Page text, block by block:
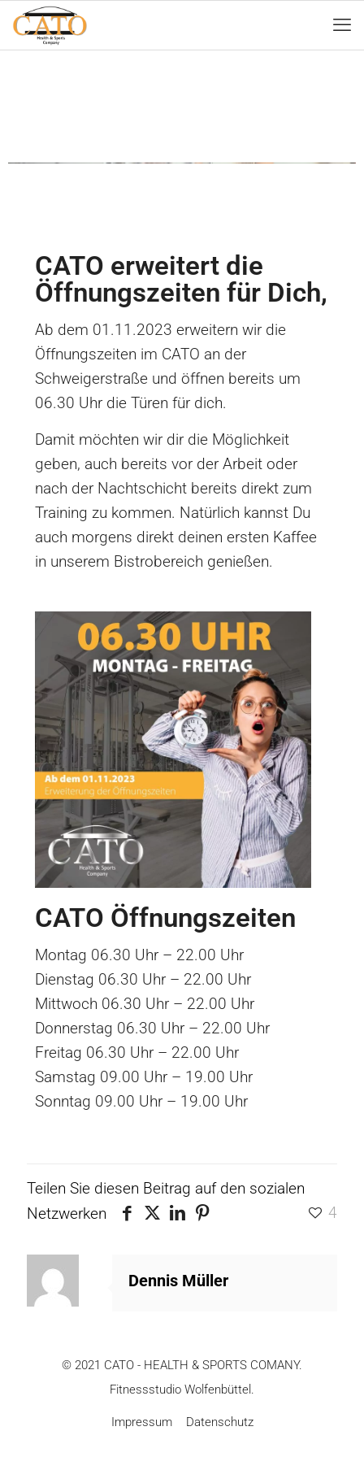
CATO erweitert die
Öffnungszeiten für Dich,
Ab dem 01.11.2023 erweitern wir die
Öffnungszeiten im CATO an der
Schweigerstraße und öffnen bereits um
06.30 Uhr die Türen für dich.
Damit möchten wir dir die Möglichkeit
geben, auch bereits vor der Arbeit oder
nach der Nachtschicht bereits direkt zum
Training zu kommen. Natürlich kannst Du
auch morgens direkt deinen ersten Kaffee
in unserem Bistrobereich genießen.
CATO Öffnungszeiten
Montag 06.30 Uhr – 22.00 Uhr
Dienstag 06.30 Uhr – 22.00 Uhr
Mittwoch 06.30 Uhr – 22.00 Uhr
Donnerstag 06.30 Uhr – 22.00 Uhr
Freitag 06.30 Uhr – 22.00 Uhr
Samstag 09.00 Uhr – 19.00 Uhr
Sonntag 09.00 Uhr – 19.00 Uhr
Teilen Sie diesen Beitrag auf den sozialen
Netzwerken
4
Dennis Müller
© 2021 CATO - HEALTH & SPORTS COMANY.
Fitnessstudio Wolfenbüttel.
Impressum Datenschutz